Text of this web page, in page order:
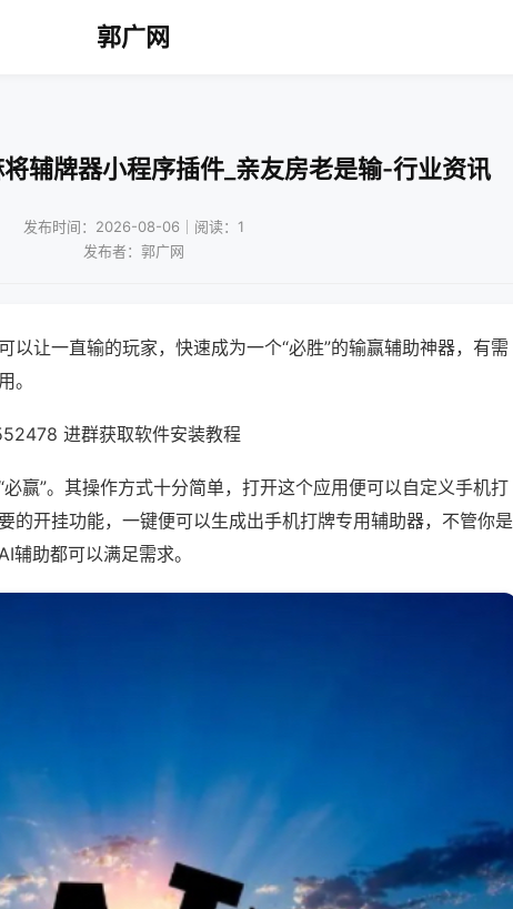
郭广网
辅牌器小程序插件_亲友房老是输-行业资讯
发布时间：2026-08-06｜阅读：1
发布者：郭广网
以让一直输的玩家，快速成为一个“必胜”的输赢辅助神器，有需
。
进群获取软件安装教程
赢”。其操作方式十分简单，打开这个应用便可以自定义手机打
的开挂功能，一键便可以生成出手机打牌专用辅助器，不管你是
辅助都可以满足需求。